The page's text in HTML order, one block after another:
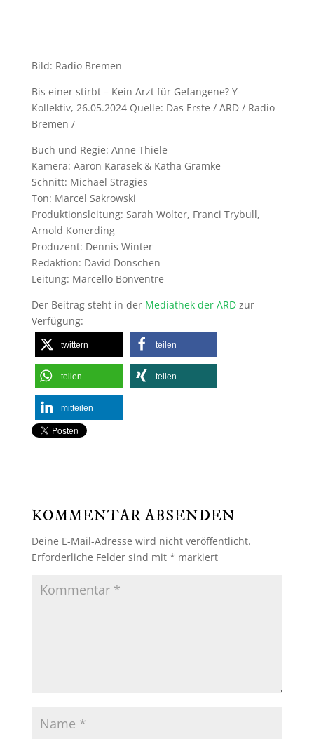
Bild: Radio Bremen
Bis einer stirbt – Kein Arzt für Gefangene? Y-
Kollektiv, 26.05.2024 Quelle: Das Erste / ARD / Radio
Bremen /
Buch und Regie: Anne Thiele
Kamera: Aaron Karasek & Katha Gramke
Schnitt: Michael Stragies
Ton: Marcel Sakrowski
Produktionsleitung: Sarah Wolter, Franci Trybull,
Arnold Konerding
Produzent: Dennis Winter
Redaktion: David Donschen
Leitung: Marcello Bonventre
Der Beitrag steht in der Mediathek der ARDzur
Verfügung:
twittern teilen
teilen teilen
mitteilen
KOMMENTAR ABSENDEN
Deine E-Mail-Adresse wird nicht veröffentlicht.
Erforderliche Felder sind mit * markiert